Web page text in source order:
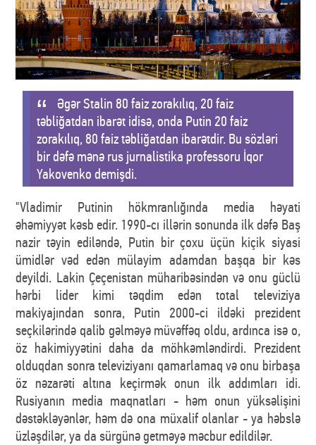
Əgər Stalin 80 faiz zorakılıq, 20 faiz
təbliğatdan ibarət idisə, onda Putin 20 faiz
zorakılıq, 80 faiz təbliğatdan ibarətdir. Bu sözləri
bir dəfə mənə rus jurnalistika professoru İqor
Yakovenko demişdi.
"Vladimir Putinin hökmranlığında media həyati
əhəmiyyət kəsb edir. 1990-cı illərin sonunda ilk dəfə Baş
nazir təyin ediləndə, Putin bir çoxu üçün kiçik siyasi
ümidlər vəd edən mülayim adamdan başqa bir kəs
deyildi. Lakin Çeçenistan müharibəsindən və onu güclü
hərbi lider kimi təqdim edən total televiziya
makiyajından sonra, Putin 2000-ci ildəki prezident
seçkilərində qalib gəlməyə müvəffəq oldu, ardınca isə o,
öz hakimiyyətini daha da möhkəmləndirdi. Prezident
olduqdan sonra televiziyanı qamarlamaq və onu birbaşa
öz nəzarəti altına keçirmək onun ilk addımları idi.
Rusiyanın media maqnatları - həm onun yüksəlişini
dəstəkləyənlər, həm də ona müxalif olanlar - ya həbslə
üzləşdilər, ya da sürgünə getməyə məcbur edildilər.